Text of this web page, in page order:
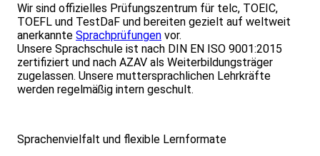
Wir sind offizielles Prüfungszentrum für telc, TOEIC,
TOEFL und TestDaF und bereiten gezielt auf weltweit
anerkannte Sprachprüfungen vor.
Unsere Sprachschule ist nach DIN EN ISO 9001:2015
zertifiziert und nach AZAV als Weiterbildungsträger
zugelassen. Unsere muttersprachlichen Lehrkräfte
werden regelmäßig intern geschult.
Sprachenvielfalt und flexible Lernformate